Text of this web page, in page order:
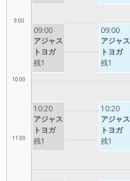
9:00
10:00
11:00
09:00
アジャス
トヨガ
残1
10:20
アジャス
トヨガ
残1
09:00
アジャス
トヨガ
残1
10:20
アジャス
トヨガ
残1